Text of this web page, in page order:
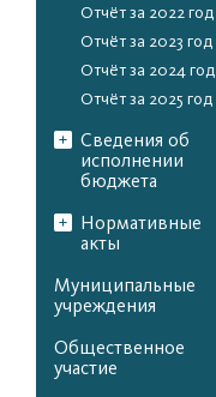
Отчёт за 2022 год
Отчёт за 2023 год
Отчёт за 2024 год
Отчёт за 2025 год
Сведения об
исполнении
бюджета
Нормативные
акты
Муниципальные
учреждения
Общественное
участие